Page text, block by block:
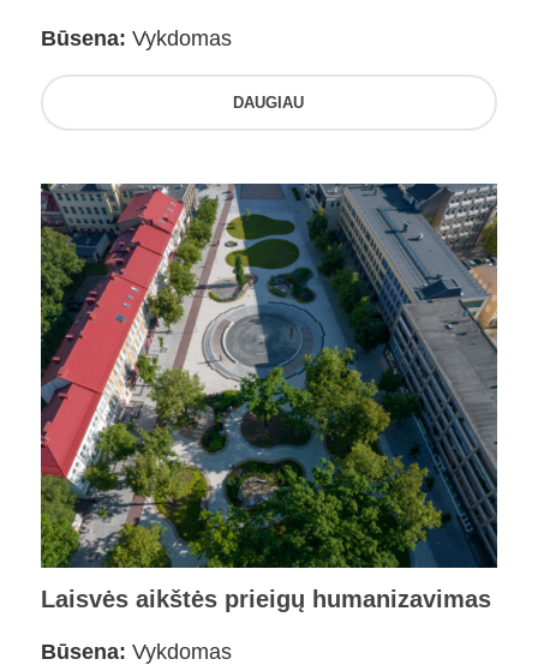
Būsena: Vykdomas
DAUGIAU
Laisvės aikštės prieigų humanizavimas
Būsena: Vykdomas